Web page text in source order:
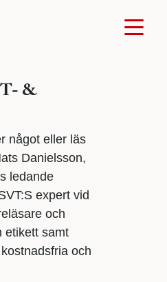
&
något eller läs
Danielsson,
ledande
expert vid
och
etikett samt
och